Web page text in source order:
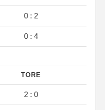
0 : 2
0 : 4
TORE
2 : 0